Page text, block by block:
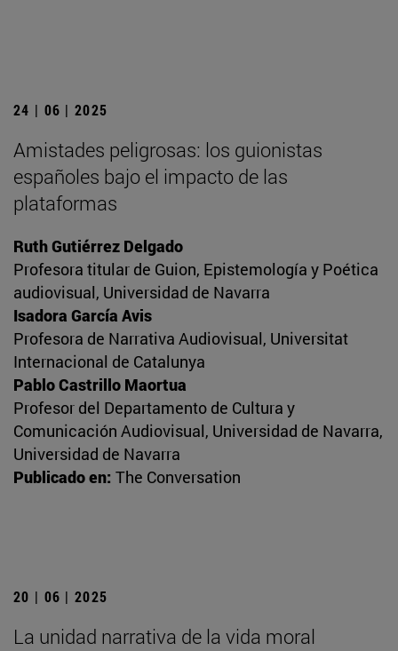
24 | 06 | 2025
Amistades peligrosas: los guionistas
españoles bajo el impacto de las
plataformas
Ruth Gutiérrez Delgado
Profesora titular de Guion, Epistemología y Poética
audiovisual, Universidad de Navarra
Isadora García Avis
Profesora de Narrativa Audiovisual, Universitat
Internacional de Catalunya
Pablo Castrillo Maortua
Profesor del Departamento de Cultura y
Comunicación Audiovisual, Universidad de Navarra,
Universidad de Navarra
Publicado en: The Conversation
20 | 06 | 2025
La unidad narrativa de la vida moral